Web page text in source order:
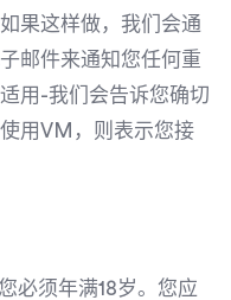
果这样做，我们会通
邮件来通知您任何重
用-我们会告诉您确切
用VM，则表示您接
必须年满18岁。您应